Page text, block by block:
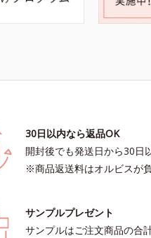
30日以内なら返品OK
開封後でも発送日から30日
※商品返送料はオルビスが
サンプルプレゼント
サンプルはご注文商品の合